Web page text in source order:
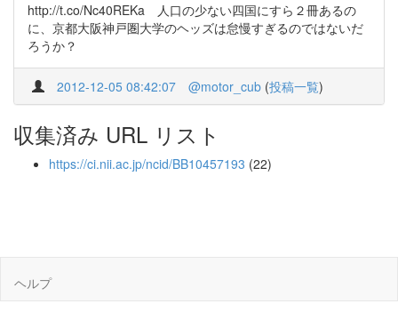
http://t.co/Nc40REKa 人口の少ない四国にすら２冊あるの
に、京都大阪神戸圏大学のヘッズは怠慢すぎるのではないだ
ろうか？
2012-12-05 08:42:07 @motor_cub (投稿一覧)
収集済み URL リスト
https://ci.nii.ac.jp/ncid/BB10457193 (22)
ヘルプ